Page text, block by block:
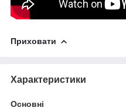
Приховати
Характеристики
Основні